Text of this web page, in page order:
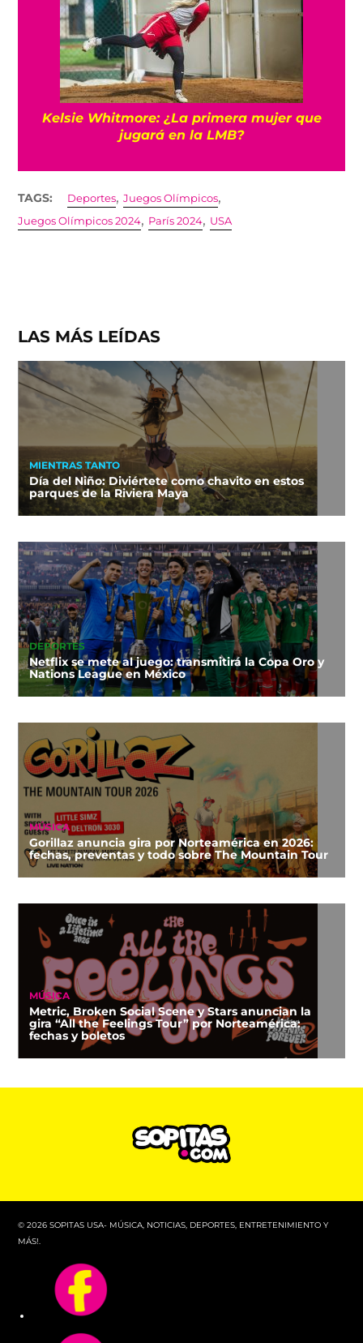
Kelsie Whitmore: ¿La primera mujer que
jugará en la LMB?
TAGS: Deportes,Juegos Olímpicos,
Juegos Olímpicos 2024, París 2024, USA
LAS MÁS LEÍDAS
MIENTRAS TANTO
Día del Niño: Diviértete como chavito en estos
parques de la Riviera Maya
DEPORTES
Netflix se mete al juego: transmitirá la Copa Oro y
Nations League en México
MÚSICA
Gorillaz anuncia gira por Norteamérica en 2026:
fechas, preventas y todo sobre The Mountain Tour
MÚSICA
Metric, Broken Social Scene y Stars anuncian la
gira “All the Feelings Tour” por Norteamérica:
fechas y boletos
© 2026 SOPITAS USA- MÚSICA, NOTICIAS, DEPORTES, ENTRETENIMIENTO Y
MÁS!.